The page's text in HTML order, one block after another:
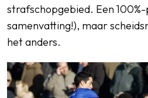
strafschopgebied. Een
samenvatting!), maar
het anders.